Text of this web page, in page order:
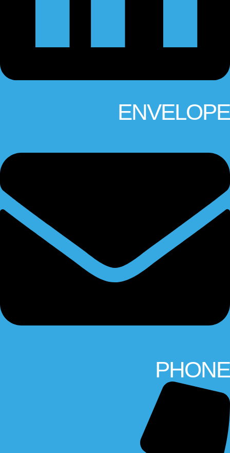
ENVELOPE
PHONE